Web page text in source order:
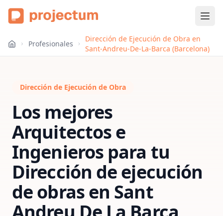
Profesionales
Dirección de Ejecución de Obra en
Sant-Andreu-De-La-Barca (Barcelona)
Dirección de Ejecución de Obra
Los mejores
Arquitectos e
Ingenieros para tu
Dirección de ejecución
de obrasen Sant